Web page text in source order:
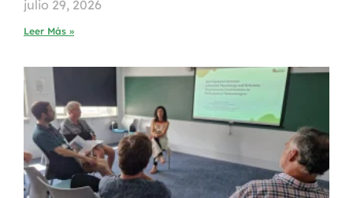
julio 29, 2026
Leer Más »